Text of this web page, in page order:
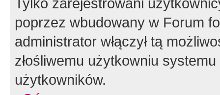
poprzez wbudowany w Forum
administrator włączył tą
złośliwemu użytkowniu
użytkowników.